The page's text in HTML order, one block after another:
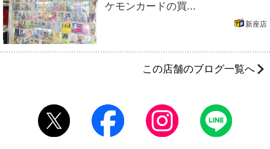
ケモンカードの買...
新座店
この店舗のブログ一覧へ